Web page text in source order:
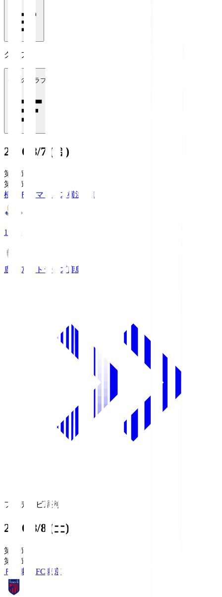
クラブ
全てのクラブ
2026/8/7 (金)
第1節
第1節
横浜Ｆ・マリノス横浜FM
19:25
鹿島アントラーズ鹿島
フジテレビ系列
2026/8/8 (土)
第1節
第1節
ＦＣ東京 FC東京